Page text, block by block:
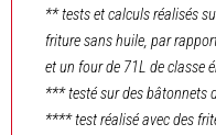
** tests et calculs réalisés
friture sans huile, par
et un four de 71L de classe
*** testé sur des bâtonnets
**** test réalisé avec des